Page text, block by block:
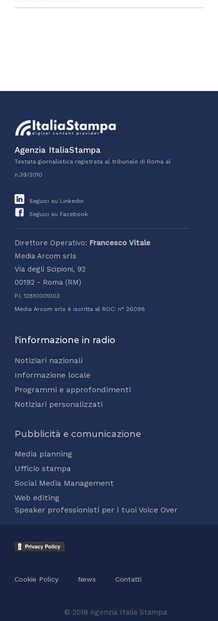
Agenzia ItaliaStampa
Testata giornalistica registrata al tribunale di Roma al
n.39/2010
Seguici su Linkedin
Seguici su Facebook
Direttore Operativo: Francesco Vitale
Media Arcom srls
Via degli Scipioni, 92
00192 - Roma (RM)
P.I. 12810001003
Media Arcom srls è iscritta al ROC: n° 26098
l'informazione in radio
Notiziari nazionali
Informazione locale
Programmi e approfondimenti
Notiziari personalizzati
Pubblicità e comunicazione
Media planning
Ufficio stampa
Social Media Management
Web editing
Speaker professionisti per i tuoi Voice Over
Cookie Policy News Contatti
© 2018 Agenzia Italia Stampa